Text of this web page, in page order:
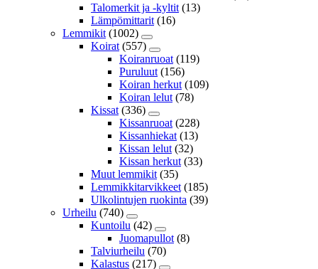
Talomerkit ja -kyltit (13)
Lämpömittarit (16)
Lemmikit (1002)
Koirat (557)
Koiranruoat (119)
Puruluut (156)
Koiran herkut (109)
Koiran lelut (78)
Kissat (336)
Kissanruoat (228)
Kissanhiekat (13)
Kissan lelut (32)
Kissan herkut (33)
Muut lemmikit (35)
Lemmikkitarvikkeet (185)
Ulkolintujen ruokinta (39)
Urheilu (740)
Kuntoilu (42)
Juomapullot (8)
Talviurheilu (70)
Kalastus (217)